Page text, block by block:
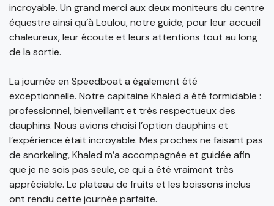
incroyable. Un grand merci aux deux moniteurs du centre
équestre ainsi qu’à Loulou, notre guide, pour leur accueil
chaleureux, leur écoute et leurs attentions tout au long
de la sortie.
La journée en Speedboat a également été
exceptionnelle. Notre capitaine Khaled a été formidable :
professionnel, bienveillant et très respectueux des
dauphins. Nous avions choisi l’option dauphins et
l’expérience était incroyable. Mes proches ne faisant pas
de snorkeling, Khaled m’a accompagnée et guidée afin
que je ne sois pas seule, ce qui a été vraiment très
appréciable. Le plateau de fruits et les boissons inclus
ont rendu cette journée parfaite.